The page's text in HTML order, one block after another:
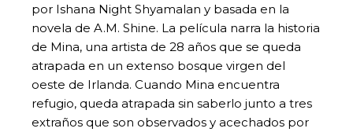
por Ishana Night Shyamalan y basada en la
novela de A.M. Shine. La película narra la historia
de Mina, una artista de 28 años que se queda
atrapada en un extenso bosque virgen del
oeste de Irlanda. Cuando Mina encuentra
refugio, queda atrapada sin saberlo junto a tres
extraños que son observados y acechados por